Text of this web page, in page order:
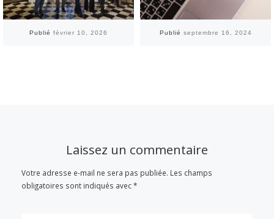
Publié février 10, 2026 Publié septembre 16, 2024
Laissez un commentaire
Votre adresse e-mail ne sera pas publiée. Les champs
obligatoires sont indiqués avec*